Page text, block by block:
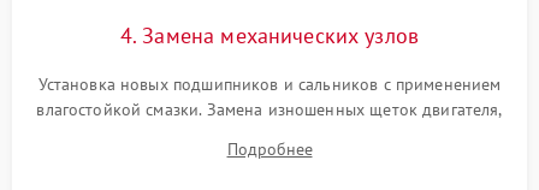
4. Замена механических узлов
Установка новых подшипников и сальников с применением
влагостойкой смазки. Замена изношенных щеток двигателя,
или поврежденной резиновой манжеты.
Подробнее